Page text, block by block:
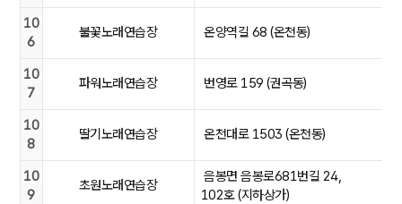
10
6
불꽃노래연습장 온양역길 68 (온천동)
10
7
파워노래연습장 번영로 159 (권곡동)
10
8
딸기노래연습장 온천대로 1503 (온천동)
10
9
초원노래연습장
음봉면 음봉로681번길 24,
102호 (지하상가)